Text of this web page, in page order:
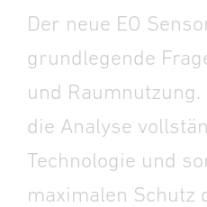
Der neue EO
grundlegende
und
die Analyse
Technologie und
maximalen Schutz